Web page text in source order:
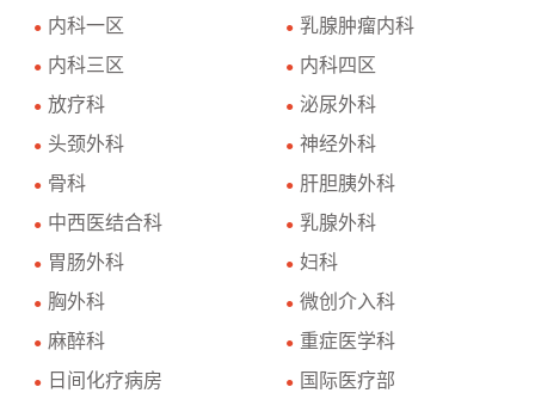
● 内科一区 ● 乳腺肿瘤内科
● 内科三区 ● 内科四区
● 放疗科 ● 泌尿外科
● 头颈外科 ● 神经外科
● 骨科 ● 肝胆胰外科
● 中西医结合科 ● 乳腺外科
● 胃肠外科 ● 妇科
● 胸外科 ● 微创介入科
● 麻醉科 ● 重症医学科
● 日间化疗病房 ● 国际医疗部